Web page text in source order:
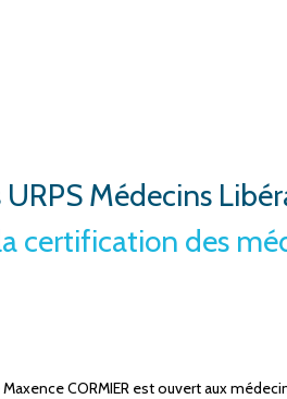
Médecins
certification des
CORMIER est ouvert aux